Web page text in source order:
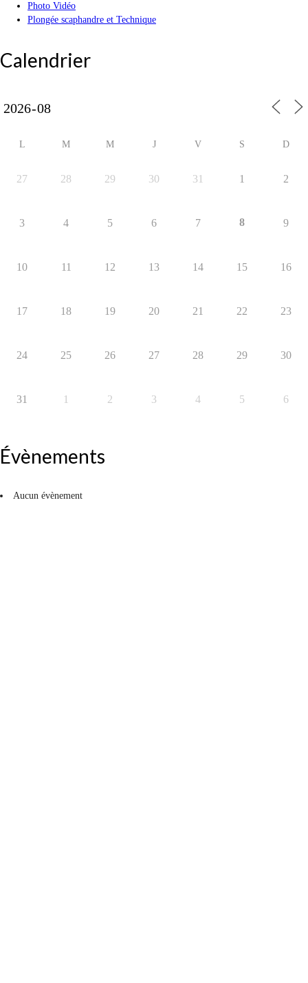
Photo Vidéo
Plongée scaphandre et Technique
Calendrier
L M M J V S D
27 28 29 30 31 1 2
3 4 5 6 7 8 9
10 11 12 13 14 15 16
17 18 19 20 21 22 23
24 25 26 27 28 29 30
31 1 2 3 4 5 6
Évènements
Aucun évènement